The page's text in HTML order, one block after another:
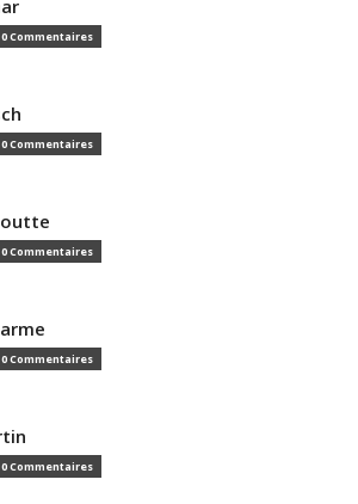
0 Commentaires
0 Commentaires
0 Commentaires
0 Commentaires
0 Commentaires